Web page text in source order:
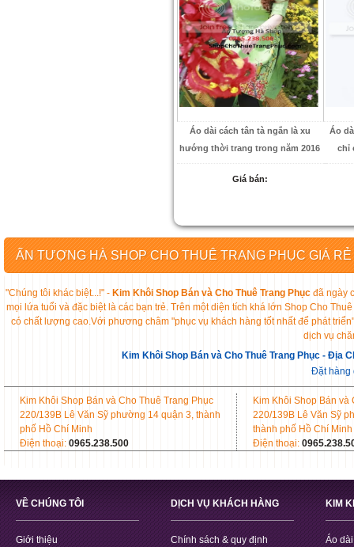
Áo dài cách tân tà ngắn là xu
hướng thời trang trong năm 2016
Giá bán:
Áo
chỉ
ẤN TƯỢNG HÀ SHOP CHO THUÊ TRANG PHỤC GIÁ
"Chúng tôi khác biệt...!" - Kim Khôi Shop Bán và Cho Thuê Trang Phục đã ngày
mọi lứa tuổi và đặc biệt là các bạn trẻ. Trên một diện tích khá lớn Shop Cho
có chất lượng cao.Với phương châm "phục vụ khách hàng tốt nhất để phát
dịch vụ
Kim Khôi Shop Bán và Cho Thuê Trang Phục - Địa
Đặt hàng
Kim Khôi Shop Bán và Cho Thuê Trang Phục
220/139B Lê Văn Sỹ phường 14 quận 3, thành
phố Hồ Chí Minh
Điện thoại: 0965.238.500
Kim Khôi Shop Bán và
220/139B Lê Văn Sỹ
thành phố Hồ Chí Minh
Điện thoại:
VỀ CHÚNG TÔI
Giới thiệu
DỊCH VỤ KHÁCH HÀNG
Chính sách & quy định
KIM
Áo